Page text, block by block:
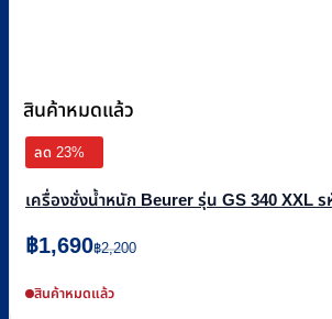
สินค้าหมดแล้ว
ลด 23%
เครื่องชั่งน้ำหนัก Beurer รุ่น GS 340 XXL ร
฿2,200
Original
price
was:
฿1,690
Current
price
is:สินค้าหมดแล้ว